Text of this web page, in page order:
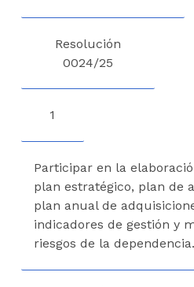
Resolución
0024/25
1
Participar en la
plan estratégico, plan de
plan anual de
indicadores de gestión y
riesgos de la dependencia.